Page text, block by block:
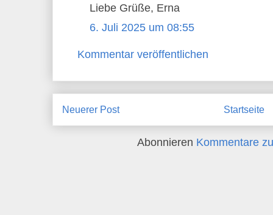
Liebe Grüße, Erna
6. Juli 2025 um 08:55
Kommentar veröffentlichen
Neuerer Post Startseite
Abonnieren Kommentare